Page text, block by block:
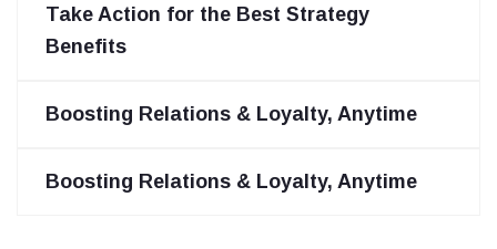
Take Action for the Best Strategy
Benefits
Boosting Relations & Loyalty, Anytime
Boosting Relations & Loyalty, Anytime